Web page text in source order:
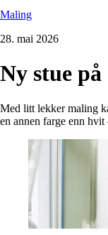
Maling
28. mai 2026
Ny stue på
Med litt lekker maling
en annen farge enn